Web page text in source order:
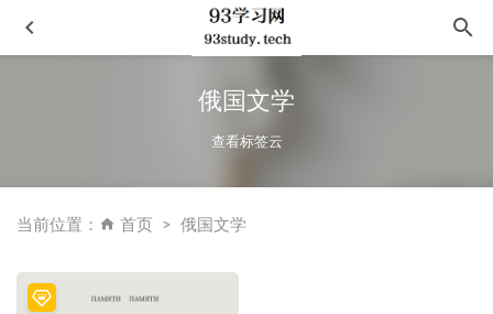
俄国文学
查看标签云
当前位置： 首页 俄国文学
坚守与突围 2021-01-20